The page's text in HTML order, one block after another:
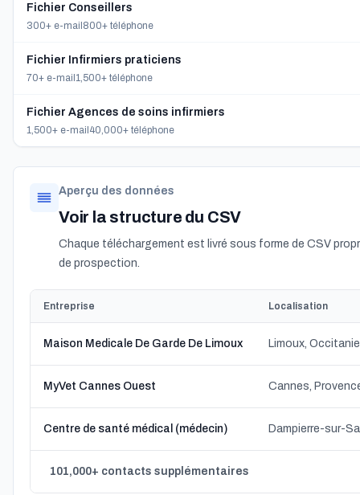
Fichier Conseillers
300+ e-mail 800+ téléphone
Fichier Infirmiers praticiens
70+ e-mail 1,500+ téléphone
Fichier Agences de soins infirmiers
1,500+ e-mail 40,000+ téléphone
Aperçu des données
Voir la structure du CSV
Chaque téléchargement est livré sous forme de CSV
de prospection.
Entreprise Localisation
Maison Medicale De Garde De Limoux Limoux, Occitanie
MyVet Cannes Ouest Cannes,
Centre de santé médical (médecin)
101,000+ contacts supplémentaires